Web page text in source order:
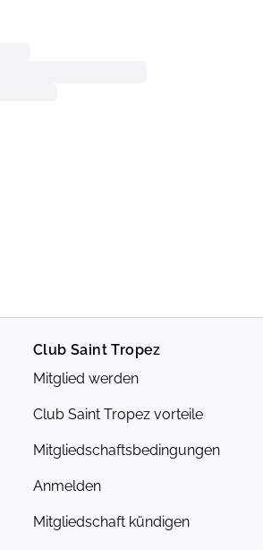
Club Saint Tropez
Mitglied werden
Club Saint Tropez vorteile
Mitgliedschaftsbedingungen
Anmelden
Mitgliedschaft kündigen